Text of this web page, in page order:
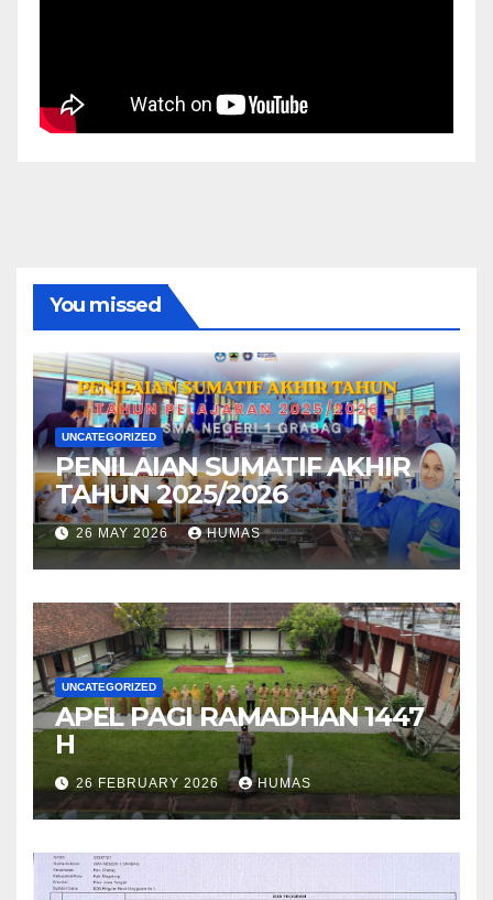
You missed
UNCATEGORIZED
PENILAIAN SUMATIF AKHIR
TAHUN 2025/2026
26 MAY 2026 HUMAS
UNCATEGORIZED
APEL PAGI RAMADHAN 1447
H
26 FEBRUARY 2026 HUMAS